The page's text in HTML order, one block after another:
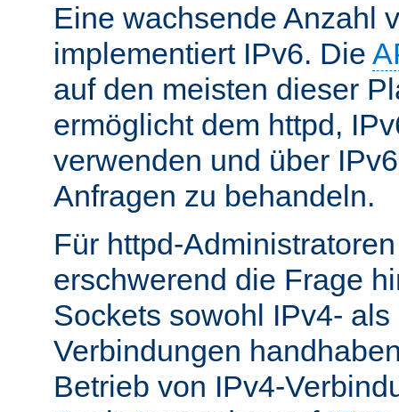
Eine wachsende Anzahl
implementiert IPv6. Die
auf den meisten dieser
ermöglicht dem httpd,
verwenden und über
Anfragen zu behandeln.
Für httpd-
erschwerend die Frage
Sockets sowohl IPv4-
Verbindungen
Betrieb von IPv4-